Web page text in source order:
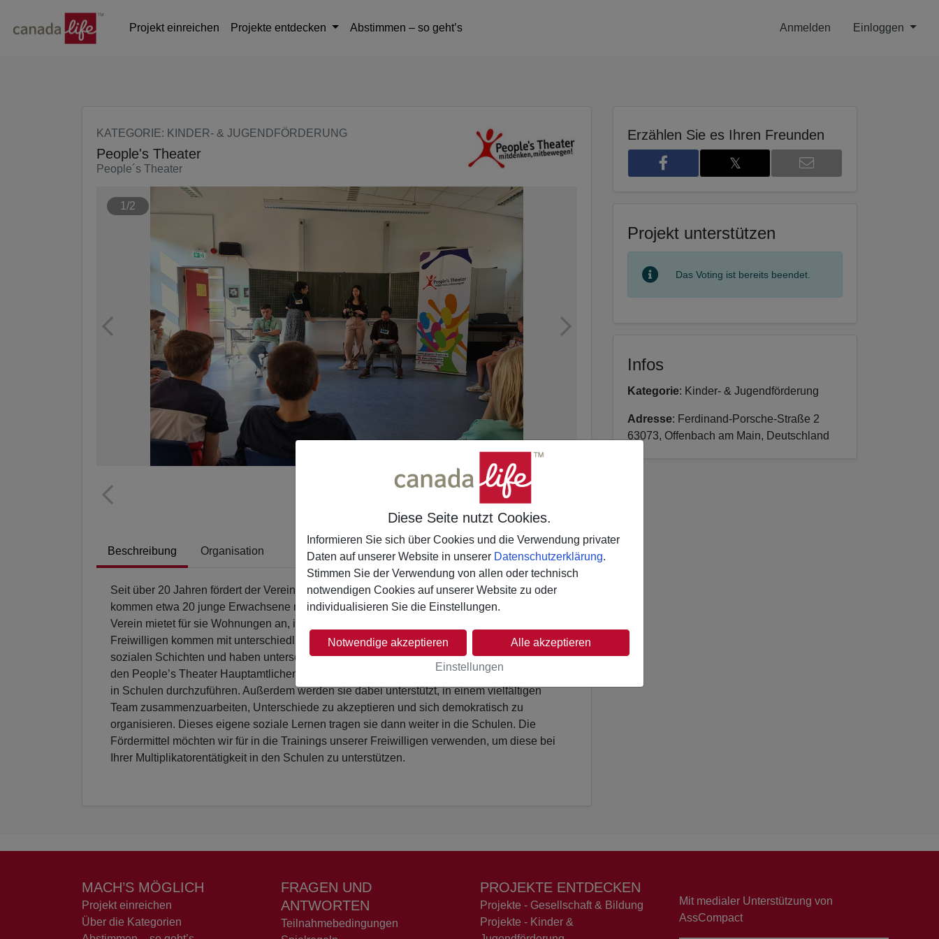
Seite
Diese Seite nutzt Cookies.
Informieren Sie sich über Cookies und die Verwendung privater
Daten auf unserer Website in unserer Datenschutzerklärung.
Stimmen Sie der Verwendung von allen oder technisch
notwendigen Cookies auf unserer Website zu oder
individualisieren Sie die Einstellungen.
Notwendige akzeptieren Alle akzeptieren
Einstellungen
Klicken Sie, um die Navigation zu überspringen und zum Hauptteil zu gelangen
Projekt einreichen
Projekte entdecken Abstimmen – so geht’s Anmelden Einloggen
KATEGORIE: KINDER- & JUGENDFÖRDERUNG
People's Theater
People´s Theater
1/2
Beschreibung Organisation
Seit über 20 Jahren fördert der Verein das sozialen Miteinander an Schulen. Jedes Jahr
kommen etwa 20 junge Erwachsene nach Offenbach, um sich diesem Ziel zu widmen. Der
Verein mietet für sie Wohnungen an, in denen sie gemeinsam zusammenleben. Die jungen
Freiwilligen kommen mit unterschiedlichen Lebensentwürfen aus den verschiedensten
sozialen Schichten und haben unterschiedliche ethnische und religiöse Hintergründe. Von
den People’s Theater Hauptamtlichen lernen sie, theaterpädagogische Kompetenztrainings
in Schulen durchzuführen. Außerdem werden sie dabei unterstützt, in einem vielfältigen
Team zusammenzuarbeiten, Unterschiede zu akzeptieren und sich demokratisch zu
organisieren. Dieses eigene soziale Lernen tragen sie dann weiter in die Schulen. Die
Fördermittel möchten wir für in die Trainings unserer Freiwilligen verwenden, um diese bei
Ihrer Multiplikatorentätigkeit in den Schulen zu unterstützen.
Erzählen Sie es Ihren Freunden
𝕏
Projekt unterstützen
Das Voting ist bereits beendet.
Infos
Kategorie: Kinder- & Jugendförderung
Adresse: Ferdinand-Porsche-Straße 2
63073, Offenbach am Main, Deutschland
MACH’S MÖGLICH
Projekt einreichen
Über die Kategorien
FRAGEN UND
ANTWORTEN
Teilnahmebedingungen
PROJEKTE ENTDECKEN
Projekte - Gesellschaft & Bildung
Projekte - Kinder &
Mit medialer Unterstützung von
AssCompact